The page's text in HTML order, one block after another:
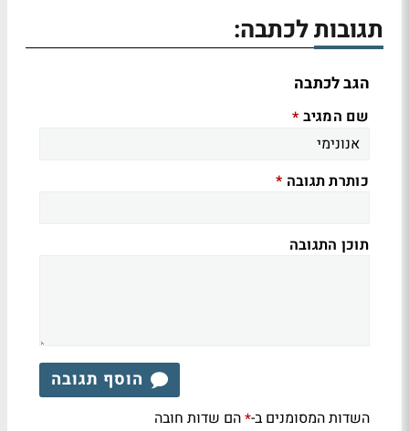
תגובות לכתבה:
הגב לכתבה
שם המגיב *
כותרת תגובה *
תוכן התגובה
הוסף תגובה
השדות המסומנים ב-*הם שדות חובה